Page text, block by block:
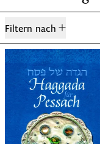
Filtern nach